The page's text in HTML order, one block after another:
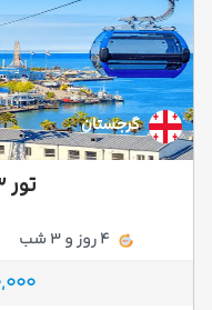
گرجستان
تور ۳ شب باتومی